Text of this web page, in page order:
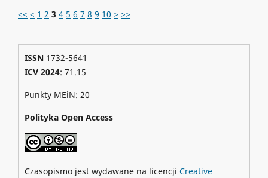
<< < 1 2 3 4 5 6 7 8 9 10 > >>
ISSN1732-5641
ICV 2024: 71.15
Punkty MEiN: 20
Polityka Open Access
Czasopismo jest wydawane na licencji Creative